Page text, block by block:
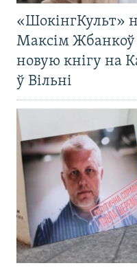
«ШокінгКульт»
Максім Жбанкоў
новую кнігу на
ў Вільні